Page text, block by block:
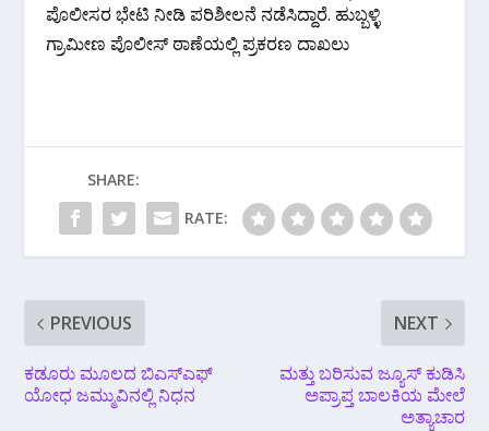
ಪೊಲೀಸರ ಭೇಟಿ ನೀಡಿ ಪರಿಶೀಲನೆ ನಡೆಸಿದ್ದಾರೆ. ಹುಬ್ಬಳ್ಳಿ
ಗ್ರಾಮೀಣ ಪೊಲೀಸ್ ಠಾಣೆಯಲ್ಲಿ ಪ್ರಕರಣ ದಾಖಲು
SHARE:
RATE:
PREVIOUS
ಕಡೂರು ಮೂಲದ ಬಿಎಸ್‌ಎಫ್
ಯೋಧ ಜಮ್ಮುವಿನಲ್ಲಿ ನಿಧನ
NEXT
ಮತ್ತು ಬರಿಸುವ ಜ್ಯೂಸ್ ಕುಡಿಸಿ
ಅಪ್ರಾಪ್ತ ಬಾಲಕಿಯ ಮೇಲೆ
ಅತ್ಯಾಚಾರ